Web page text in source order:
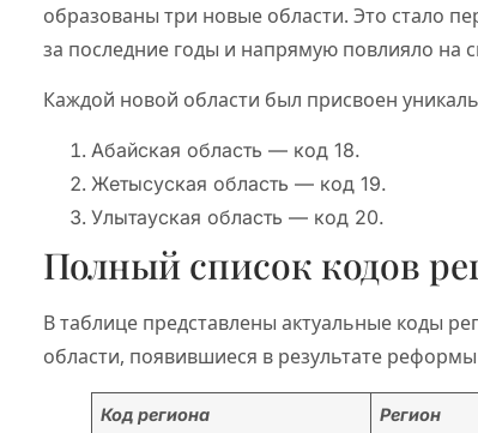
образованы три новые области. Это стало
за последние годы и напрямую повлияло на
Каждой новой области был присвоен
Абайская область — код 18.
Жетысуская область — код 19.
Улытауская область — код 20.
Полный список кодов
В таблице представлены актуальные коды
области, появившиеся в результате реформы
Код региона Регион